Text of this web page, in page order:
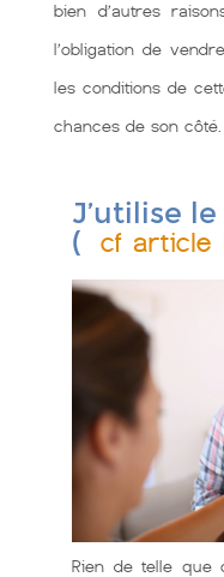
bien d’autres
l’obligation de
les conditions de
chances de son côté.
J’utilise
(
cf article
Rien de telle que